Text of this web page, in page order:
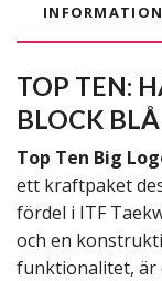
INFORMATION
TOP TEN:
BLOCK BLÅ
Top Ten Big
ett kraftpaket
fördel i ITF
och en
funktionalitet, är